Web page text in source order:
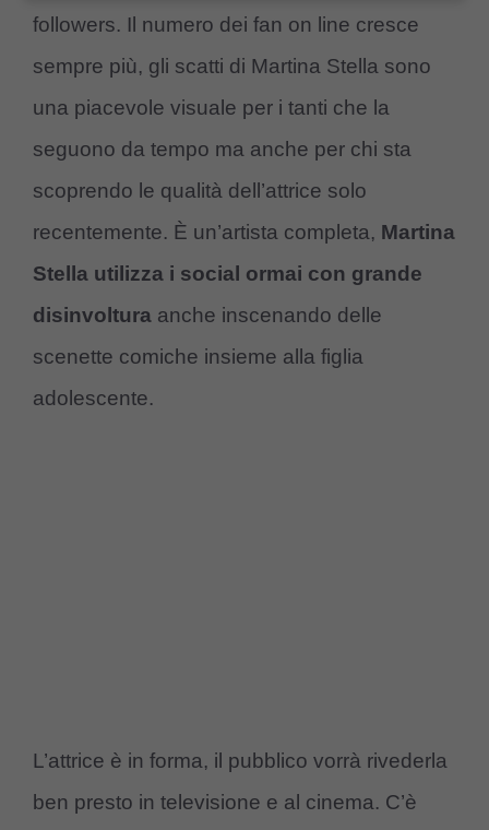
followers. Il numero dei fan on line cresce
sempre più, gli scatti di Martina Stella sono
una piacevole visuale per i tanti che la
seguono da tempo ma anche per chi sta
scoprendo le qualità dell’attrice solo
recentemente. È un’artista completa, Martina
Stella utilizza i social ormai con grande
disinvoltura anche inscenando delle
scenette comiche insieme alla figlia
adolescente.
L’attrice è in forma, il pubblico vorrà rivederla
ben presto in televisione e al cinema. C’è